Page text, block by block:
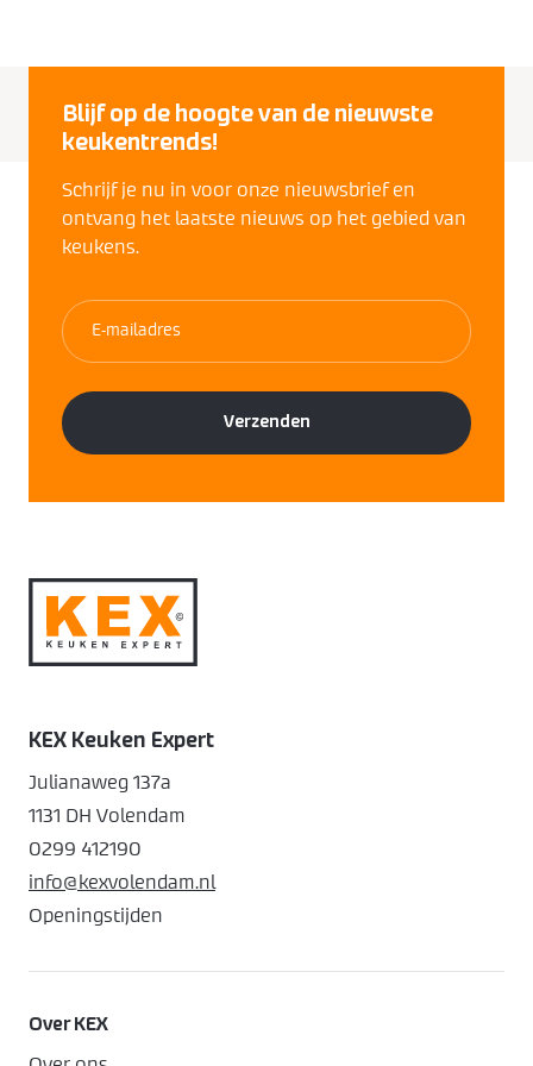
Blijf op de hoogte van de nieuwste
keukentrends!
Schrijf je nu in voor onze nieuwsbrief en
ontvang het laatste nieuws op het gebied van
keukens.
Over KEX
KEX Keuken Expert
Julianaweg 137a
1131 DH Volendam
0299 412190
info@kexvolendam.nl
Openingstijden